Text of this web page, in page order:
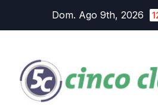
Dom. Ago 9th, 2026